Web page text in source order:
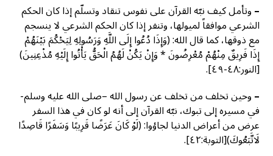
–وتأمل كيف نبّه القرآن على نفوس تنقاد وتسلّم إذا كان الحكم
الشرعي موافقاً لميولها، وتنفر إذا كان الحكم الشرعي لا ينسجم
مع ذوقها، كما قال الله: (وَإِذَا دُعُوا إِلَى اللَّهِ وَرَسُولِهِ لِيَحْكُمَ بَيْنَهُمْ
إِذَا فَرِيقٌ مِنْهُمْ مُعْرِضُونَ * وَإِنْ يَكُنْ لَهُمُ الْحَقُّ يَأْتُوا إِلَيْهِ مُذْعِنِينَ)
[النور:٤٨-٤٩].
–وحين تخلف من تخلف عن رسول الله –صلى الله عليه وسلم-
في مسيره إلى تبوك، نبّه القرآن إلى أنه لو كان في هذا السفر
عرض من أعراض الدنيا لجاؤوا: (لَوْ كَانَ عَرَضًا قَرِيبًا وَسَفَرًا قَاصِدًا
لَاتَّبَعُوكَ)[التوبة:٤٢].